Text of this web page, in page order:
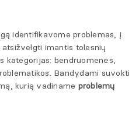
identifikavome problemas, į
imantis tolesnių
kategorijas: bendruomenės,
Bandydami suvokti
kurią vadiname problemų